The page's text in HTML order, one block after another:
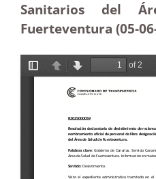
Sanitarios del
Fuerteventura (05-06